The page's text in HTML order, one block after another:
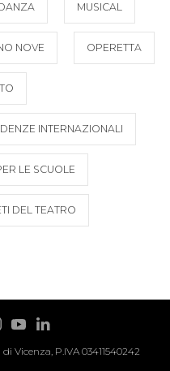
MUSICAL
NOVE OPERETTA
INTERNAZIONALI
LE SCUOLE
DEL TEATRO
Vicenza, P.IVA 03411540242